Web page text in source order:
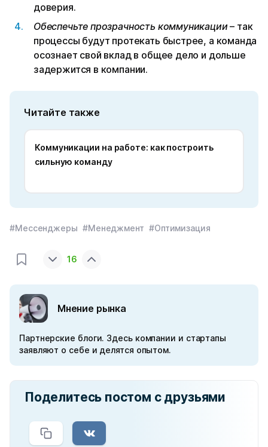
доверия.
Обеспечьте прозрачность коммуникации– так
процессы будут протекать быстрее, а команда
осознает свой вклад в общее дело и дольше
задержится в компании.
Читайте также
Коммуникации на работе: как построить
сильную команду
#Мессенджеры #Менеджмент #Оптимизация
16
Мнение рынка
Партнерские блоги. Здесь компании и стартапы
заявляют о себе и делятся опытом.
Поделитесь постом с друзьями